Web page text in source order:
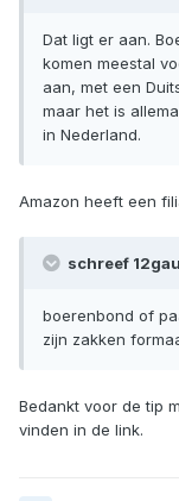
Dat ligt er aan.
komen meestal
aan, met een
maar het is
in Nederland.
Amazon heeft een
schreef
boerenbond of
zijn zakken
Bedankt voor de tip
vinden in de link.